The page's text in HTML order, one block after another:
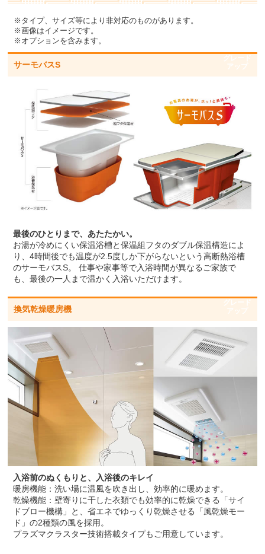
※タイプ、サイズ等により非対応のものがあります。
※画像はイメージです。
※オプションを含みます。
サーモバスS
グレード
アップ
最後のひとりまで、あたたかい。
お湯が冷めにくい保温浴槽と保温組フタのダブル保温構造によ
り、4時間後でも温度が2.5度しか下がらないという高断熱浴槽
のサーモバスS。 仕事や家事等で入浴時間が異なるご家族で
も、最後の一人まで温かく入浴いただけます。
換気乾燥暖房機
グレード
アップ
入浴前のぬくもりと、入浴後のキレイ
暖房機能：洗い場に温風を吹き出し、効率的に暖めます。
乾燥機能：壁寄りに干した衣類でも効率的に乾燥できる「サイ
ドブロー機構」と、省エネでゆっくり乾燥させる「風乾燥モー
ド」の2種類の風を採用。
プラズマクラスター技術搭載タイプもご用意しています。